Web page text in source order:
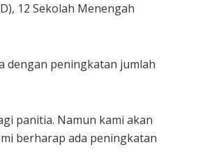
12 Sekolah Menengah
dengan peningkatan jumlah
panitia. Namun kami akan
berharap ada peningkatan